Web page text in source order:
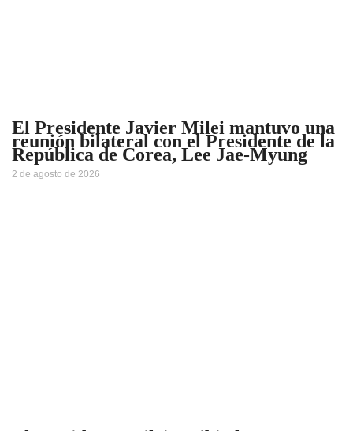
El Presidente Javier Milei mantuvo una
reunión bilateral con el Presidente de la
República de Corea, Lee Jae-Myung
2 de agosto de 2026